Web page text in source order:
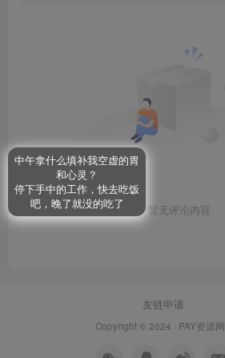
暂无评论内容
友链申请
Copyright © 2024 · PAY资源网
中午拿什么填补我空虚的胃
和心灵？
停下手中的工作，快去吃饭
吧，晚了就没的吃了